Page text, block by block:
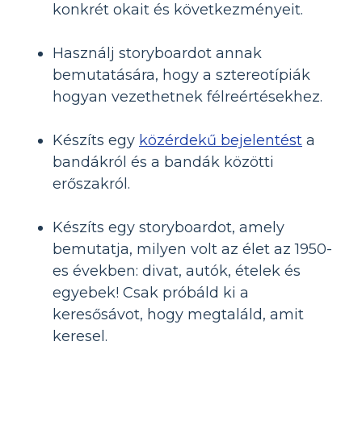
konkrét okait és következményeit.
Használj storyboardot annak
bemutatására, hogy a sztereotípiák
hogyan vezethetnek félreértésekhez.
Készíts egy közérdekű bejelentést a
bandákról és a bandák közötti
erőszakról.
Készíts egy storyboardot, amely
bemutatja, milyen volt az élet az 1950-
es években: divat, autók, ételek és
egyebek! Csak próbáld ki a
keresősávot, hogy megtaláld, amit
keresel.